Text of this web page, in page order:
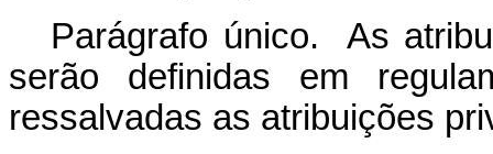
Parágrafo único. As
serão definidas em
ressalvadas as atribuições